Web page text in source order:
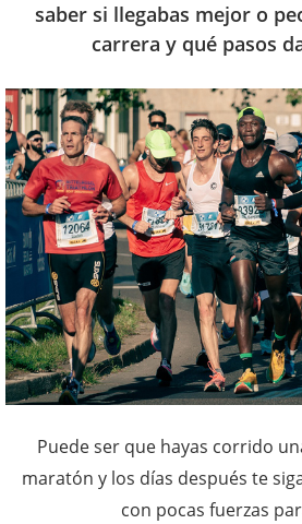
saber si llegabas mejor o
carrera y qué pasos
Puede ser que hayas corrido
maratón y los días después te
con pocas fuerzas